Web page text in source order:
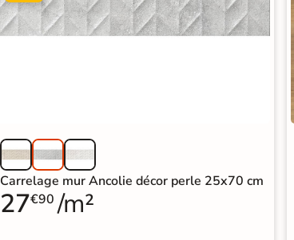
Carrelage mur Ancolie décor perle 25x70 cm
27€90 /m²